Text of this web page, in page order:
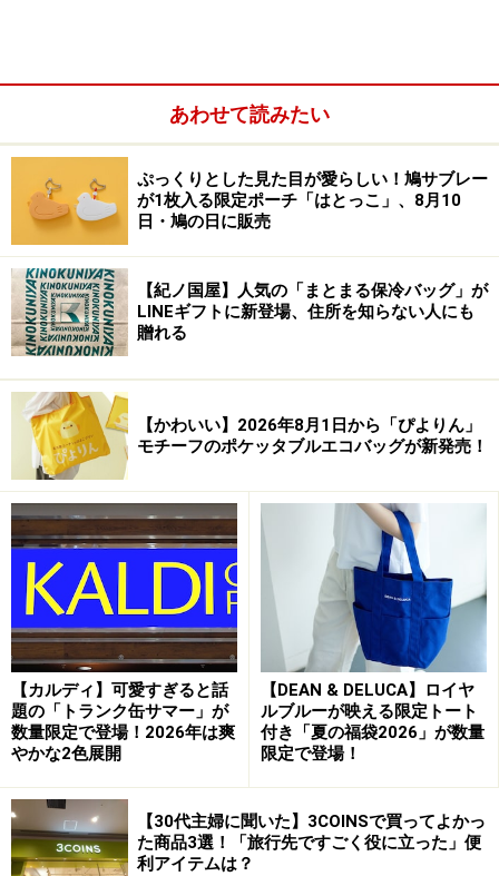
遠心力を使って水を切るだけのシンプルな構造ですが、
デザインはさまざまですね。美味しいサラダは水切りが
重要です。
Amazon.co.jp限定 OXO サラダスピナー ストレート型
1~3人分 20.5×12cm バスケットのみ食洗機可
Amazonで見る
あわせて読みたい
ぷっくりとした見た目が愛らしい！鳩サブレー
が1枚入る限定ポーチ「はとっこ」、8月10
日・鳩の日に販売
【紀ノ国屋】人気の「まとまる保冷バッグ」が
LINEギフトに新登場、住所を知らない人にも
贈れる
【かわいい】2026年8月1日から「ぴよりん」
モチーフのポケッタブルエコバッグが新発売！
【カルディ】可愛すぎると話
題の「トランク缶サマー」が
数量限定で登場！2026年は爽
やかな2色展開
【DEAN & DELUCA】ロイヤ
ルブルーが映える限定トート
付き「夏の福袋2026」が数量
限定で登場！
【30代主婦に聞いた】3COINSで買ってよかっ
た商品3選！「旅行先ですごく役に立った」便
利アイテムは？